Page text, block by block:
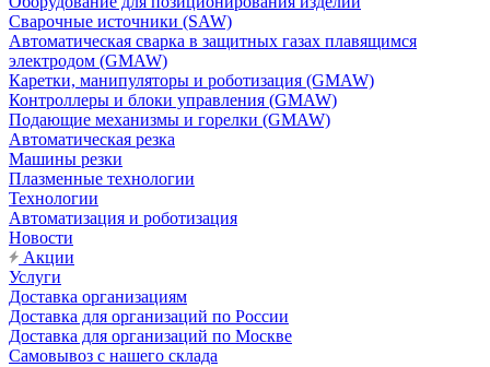
Сварочные источники (SAW)
Автоматическая сварка в защитных газах плавящимся
электродом (GMAW)
Каретки, манипуляторы и роботизация (GMAW)
Контроллеры и блоки управления (GMAW)
Подающие механизмы и горелки (GMAW)
Автоматическая резка
Машины резки
Плазменные технологии
Технологии
Автоматизация и роботизация
Новости
Акции
Услуги
Доставка организациям
Доставка для организаций по России
Доставка для организаций по Москве
Самовывоз с нашего склада